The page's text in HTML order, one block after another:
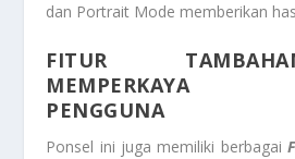
dan Portrait Mode memberikan
FITUR
MEMPERKAYA
PENGGUNA
Ponsel ini juga memiliki berbagai